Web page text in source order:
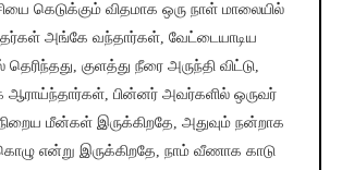
கெடுக்கும் விதமாக ஒரு நாள் மாலையில்
அங்கே வந்தார்கள், வேட்டையாடிய
தெரிந்தது, குளத்து நீரை அருந்தி விட்டு,
பின்னர் அவர்களில் ஒருவர்
மீன்கள் இருக்கிறதே, அதுவும் நன்றாக
என்று இருக்கிறதே, நாம் வீணாக காடு